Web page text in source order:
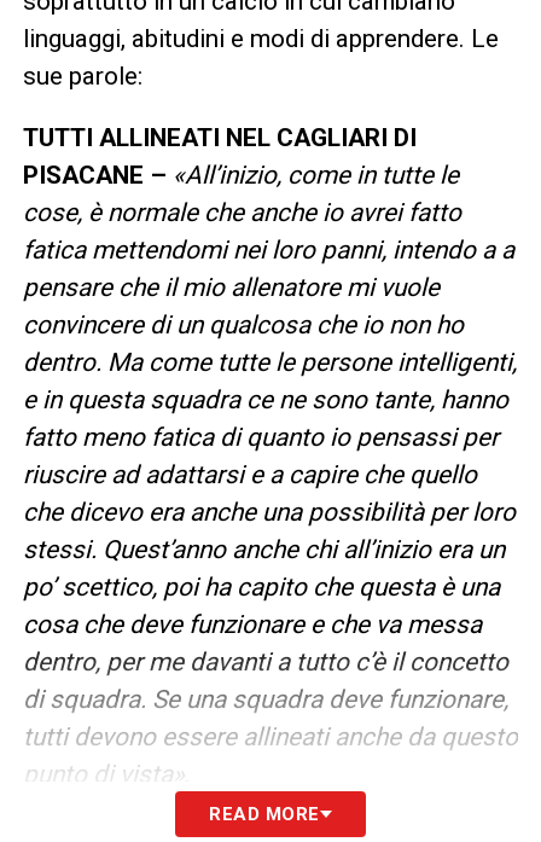
linguaggi, abitudini e modi di apprendere. Le
sue parole:
TUTTI ALLINEATI NEL CAGLIARI DI
PISACANE – «All’inizio, come in tutte le
cose, è normale che anche io avrei fatto
fatica mettendomi nei loro panni, intendo a a
pensare che il mio allenatore mi vuole
convincere di un qualcosa che io non ho
dentro. Ma come tutte le persone intelligenti,
e in questa squadra ce ne sono tante, hanno
fatto meno fatica di quanto io pensassi per
riuscire ad adattarsi e a capire che quello
che dicevo era anche una possibilità per loro
stessi. Quest’anno anche chi all’inizio era un
po’ scettico, poi ha capito che questa è una
cosa che deve funzionare e che va messa
dentro, per me davanti a tutto c’è il concetto
di squadra. Se una squadra deve funzionare,
tutti devono essere allineati anche da questo
punto di vista».
RESILIENZA –«La resilienza che ho messo
READ MORE